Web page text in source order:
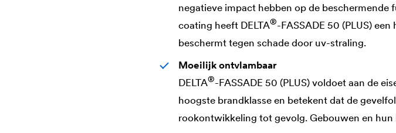
negatieve impact hebben op de beschermende
coating heeft DELTA®-FASSADE 50 (PLUS)
beschermt tegen schade door uv-straling.
Moeilijk ontvlambaar
DELTA®-FASSADE 50 (PLUS) voldoet aan de
hoogste brandklasse en betekent dat de
rookontwikkeling tot gevolg. Gebouwen en